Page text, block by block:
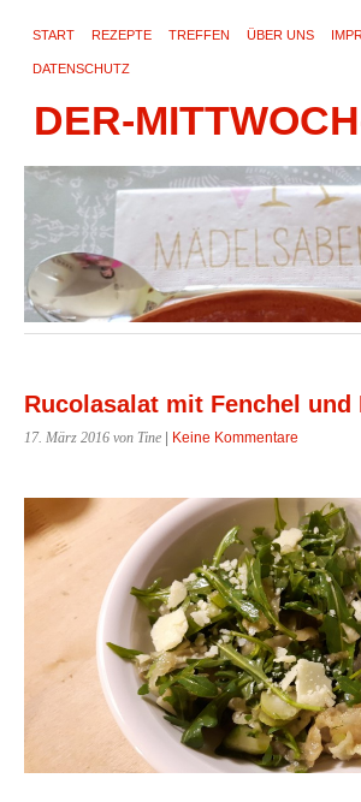
START REZEPTE TREFFEN ÜBER UNS
DATENSCHUTZ
DER-
Rucolasalat mit Fenchel und
17. März 2016 von Tine | Keine Kommentare